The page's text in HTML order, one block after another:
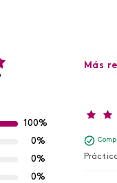
100%
0%
0%
0%
Más